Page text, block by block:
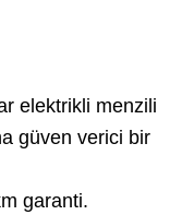
elektrikli menzili
güven verici bir
garanti.